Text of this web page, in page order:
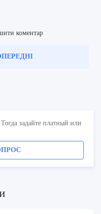
коментар
задайте платный или